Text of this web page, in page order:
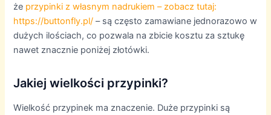
że przypinki z własnym nadrukiem – zobacz tutaj:
https://buttonfly.pl/ – są często zamawiane jednorazowo w
dużych ilościach, co pozwala na zbicie kosztu za sztukę
nawet znacznie poniżej złotówki.
Jakiej wielkości przypinki?
Wielkość przypinek ma znaczenie. Duże przypinki są